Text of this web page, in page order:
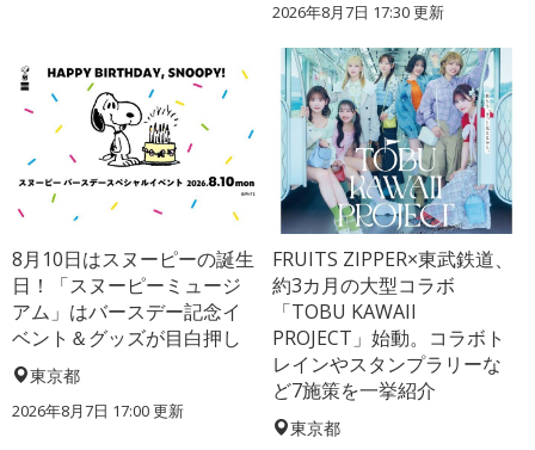
2026年8月7日 17:30更新
8月10日はスヌーピーの誕生
日！「スヌーピーミュージ
アム」はバースデー記念イ
ベント＆グッズが目白押し
東京都
2026年8月7日 17:00更新
FRUITS ZIPPER×東武鉄道、
約3カ月の大型コラボ
「TOBU KAWAII
PROJECT」始動。コラボト
レインやスタンプラリーな
ど7施策を一挙紹介
東京都